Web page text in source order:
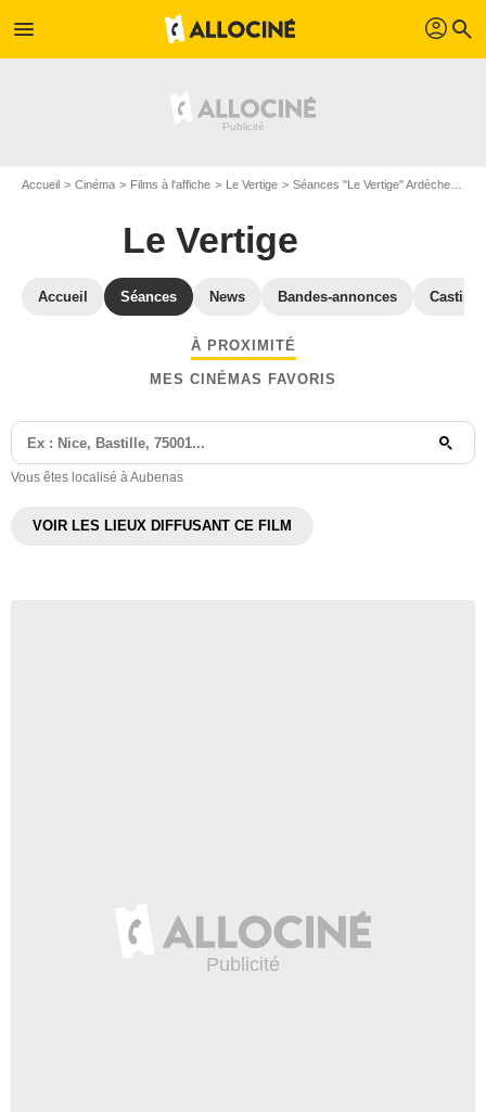
menu profil search
Accueil Cinéma Films à l'affiche Le Vertige Séances "Le Vertige" Ardèche
Le Vertige
Accueil Séances News Bandes-annonces Casting
À PROXIMITÉ
MES CINÉMAS FAVORIS
Vous êtes localisé à Aubenas
VOIR LES LIEUX DIFFUSANT CE FILM